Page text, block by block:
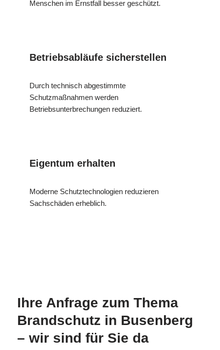
Menschen im Ernstfall besser geschützt.
Betriebsabläufe sicherstellen
Durch technisch abgestimmte
Schutzmaßnahmen werden
Betriebsunterbrechungen reduziert.
Eigentum erhalten
Moderne Schutztechnologien reduzieren
Sachschäden erheblich.
Ihre Anfrage zum Thema
Brandschutz in Busenberg
– wir sind für Sie da